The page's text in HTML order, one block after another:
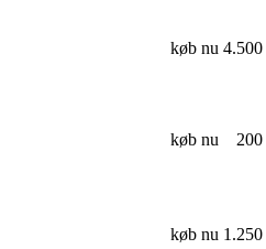
køb nu 4.500
køb nu 200
køb nu 1.250